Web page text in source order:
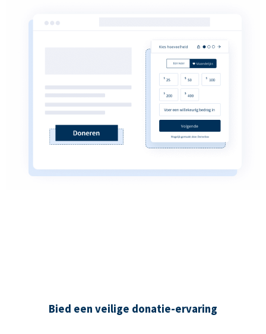
Bied een veilige donatie-ervaring